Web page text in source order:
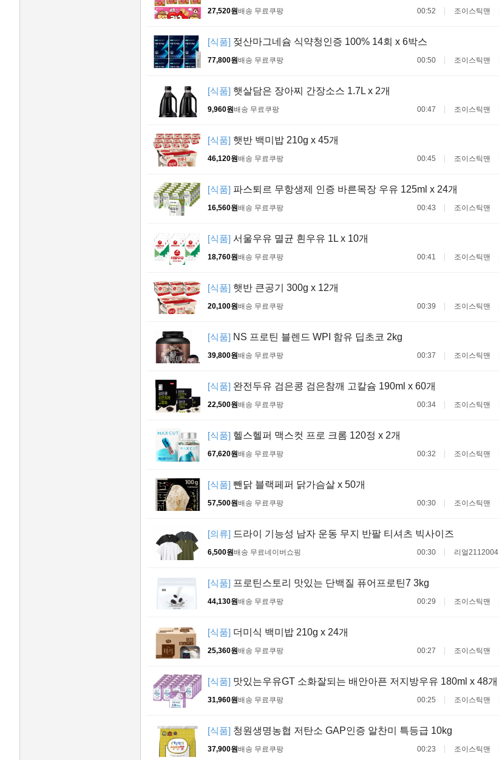
27,520원배송 무료 쿠팡 00:52 조이스틱맨
[식품] 젖산마그네슘 식약청인증 100% 14회 x 6박스
77,800원배송 무료 쿠팡 00:50 조이스틱맨
[식품] 햇살담은 장아찌 간장소스 1.7L x 2개
9,960원배송 무료 쿠팡 00:47 조이스틱맨
[식품] 햇반 백미밥 210g x 45개
46,120원배송 무료 쿠팡 00:45 조이스틱맨
[식품] 파스퇴르 무항생제 인증 바른목장 우유 125ml x 24개
16,560원배송 무료 쿠팡 00:43 조이스틱맨
[식품] 서울우유 멸균 흰우유 1L x 10개
18,760원배송 무료 쿠팡 00:41 조이스틱맨
[식품] 햇반 큰공기 300g x 12개
20,100원배송 무료 쿠팡 00:39 조이스틱맨
[식품] NS 프로틴 블렌드 WPI 함유 딥초코 2kg
39,800원배송 무료 쿠팡 00:37 조이스틱맨
[식품] 완전두유 검은콩 검은참깨 고칼슘 190ml x 60개
22,500원배송 무료 쿠팡 00:34 조이스틱맨
[식품] 헬스헬퍼 맥스컷 프로 크롬 120정 x 2개
67,620원배송 무료 쿠팡 00:32 조이스틱맨
[식품] 뺀닭 블랙페퍼 닭가슴살 x 50개
57,500원배송 무료 쿠팡 00:30 조이스틱맨
[의류] 드라이 기능성 남자 운동 무지 반팔 티셔츠 빅사이즈
6,500원배송 무료네이버쇼핑 00:30 리얼2112004
[식품] 프로틴스토리 맛있는 단백질 퓨어프로틴7 3kg
44,130원배송 무료 쿠팡 00:29 조이스틱맨
[식품] 더미식 백미밥 210g x 24개
25,360원배송 무료 쿠팡 00:27 조이스틱맨
[식품] 맛있는우유GT 소화잘되는 배안아픈 저지방우유 180ml x 48개
31,960원배송 무료 쿠팡 00:25 조이스틱맨
[식품] 청원생명농협 저탄소 GAP인증 알찬미 특등급 10kg
37,900원배송 무료 쿠팡 00:23 조이스틱맨